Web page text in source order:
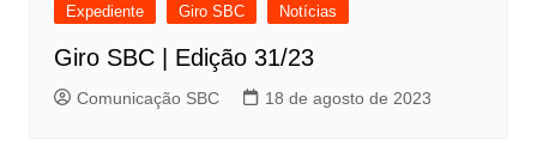
Expediente Giro SBC Notícias
Giro SBC | Edição 31/23
Comunicação SBC 18 de agosto de 2023